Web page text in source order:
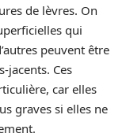
de lèvres. On
qui
peuvent être
jacents. Ces
car elles
graves si elles ne